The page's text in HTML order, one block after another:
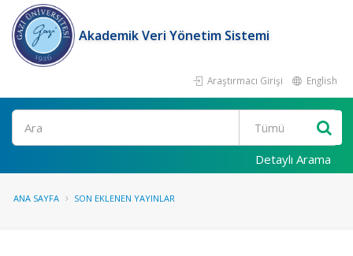
Akademik Veri Yönetim Sistemi
Araştırmacı Girişi English
Ara
Detaylı Arama
ANA SAYFA SON EKLENEN YAYINLAR